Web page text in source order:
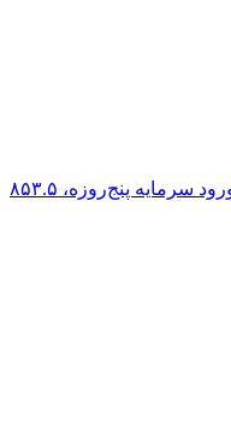
صندوق‌های ETF بیت‌کوین در یک روند ورود سرمایه پنج‌روزه، ۸۵۳.۵